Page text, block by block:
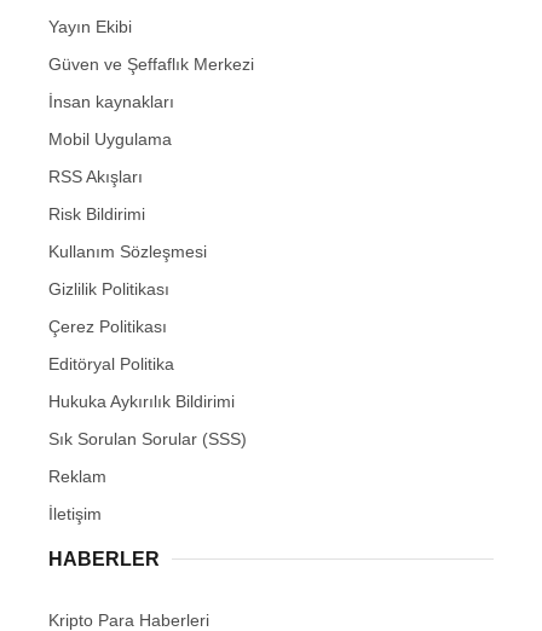
Yayın Ekibi
Güven ve Şeffaflık Merkezi
İnsan kaynakları
Mobil Uygulama
RSS Akışları
Risk Bildirimi
Kullanım Sözleşmesi
Gizlilik Politikası
Çerez Politikası
Editöryal Politika
Hukuka Aykırılık Bildirimi
Sık Sorulan Sorular (SSS)
Reklam
İletişim
HABERLER
Kripto Para Haberleri